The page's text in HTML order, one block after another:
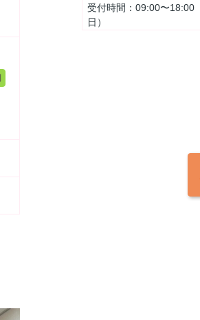
受付時間：09:00〜18:00
日）